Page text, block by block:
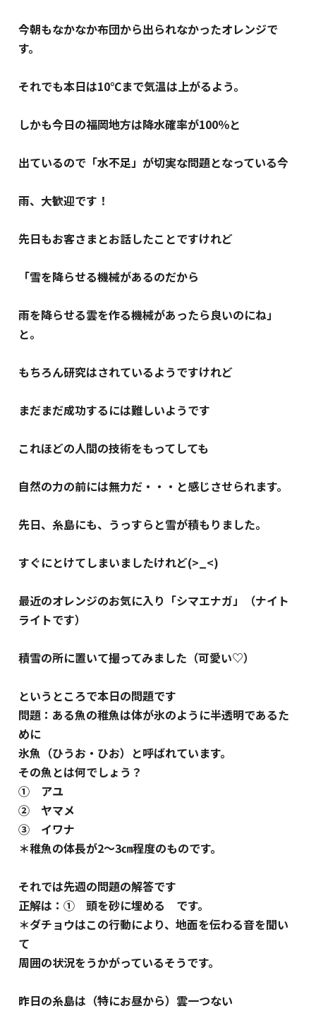
今朝もなかなか布団から出られなかったオレンジで
す。
それでも本日は10℃まで気温は上がるよう。
しかも今日の福岡地方は降水確率が100％と
出ているので「水不足」が切実な問題となっている今
雨、大歓迎です！
先日もお客さまとお話したことですけれど
「雪を降らせる機械があるのだから
雨を降らせる雲を作る機械があったら良いのにね」
と。
もちろん研究はされているようですけれど
まだまだ成功するには難しいようです
これほどの人間の技術をもってしても
自然の力の前には無力だ・・・と感じさせられます。
先日、糸島にも、うっすらと雪が積もりました。
すぐにとけてしまいましたけれど(>_<)
最近のオレンジのお気に入り「シマエナガ」（ナイト
ライトです）
積雪の所に置いて撮ってみました（可愛い♡）
というところで本日の問題です
問題：ある魚の稚魚は体が氷のように半透明であるた
めに
氷魚（ひうお・ひお）と呼ばれています。
その魚とは何でしょう？
① アユ
② ヤマメ
③ イワナ
＊稚魚の体長が2～3㎝程度のものです。
それでは先週の問題の解答です
正解は：① 頭を砂に埋める です。
＊ダチョウはこの行動により、地面を伝わる音を聞い
て
周囲の状況をうかがっているそうです。
昨日の糸島は（特にお昼から）雲一つない